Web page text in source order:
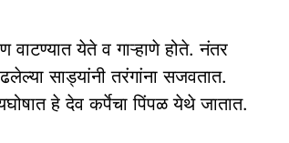
वाटण्यात येते व गाऱ्हाणे होते. नंतर
साड्यांनी तरंगांना सजवतात.
हे देव कर्पेचा पिंपळ येथे जातात.